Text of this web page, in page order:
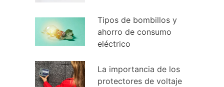
Tipos de bombillos y
ahorro de consumo
eléctrico
La importancia de los
protectores de voltaje